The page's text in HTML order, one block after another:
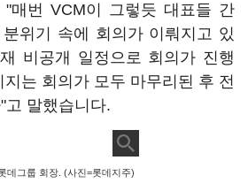
"매번 VCM이 그렇듯 대표들 간
위기 속에 회의가 이뤄지고 있
비공개 일정으로 회의가 진행
는 회의가 모두 마무리된 후 전
고 말했습니다.
데그룹 회장. (사진=롯데지주)